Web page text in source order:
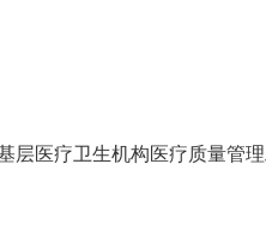
层医疗卫生机构医疗质量管